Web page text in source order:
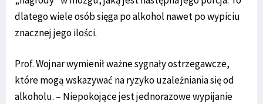
dlatego wiele osób sięga po alkohol nawet po wypiciu
znacznej jego ilości.
Prof. Wojnar wymienił ważne sygnały ostrzegawcze,
które mogą wskazywać na ryzyko uzależniania się od
alkoholu. – Niepokojące jest jednorazowe wypijanie